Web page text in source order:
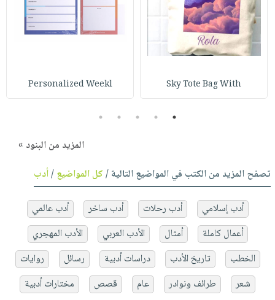
Sky Tote Bag With
Personalized Weekl
1
2
3
4
5
المزيد من البنود »
تصفح المزيد من الكتب في المواضيع التالية /كل المواضيع/أدب
أدب إسلامي أدب رحلات أدب ساخر
أدب عالمي
أعمال كاملة
أمثال الأدب العربي
الأدب المهجري
الخطب
تاريخ الأدب دراسات أدبية رسائل
روايات
شعر
طرائف ونوادر عام قصص
مختارات أدبية